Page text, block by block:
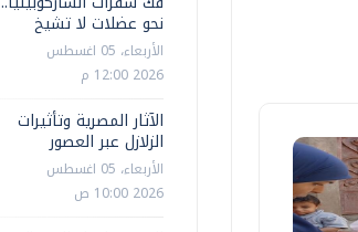
نحو عضلات لا تشيخ
الأربعاء، 05 اغسطس
2026 12:00 م
الآثار المصرية وتأثيرات
الزلازل عبر العصور
الأربعاء، 05 اغسطس
2026 10:00 ص